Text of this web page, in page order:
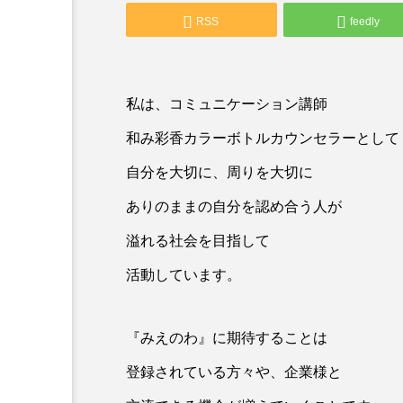
RSS feedly
私は、コミュニケーション講師
和み彩香カラーボトルカウンセラーとして
自分を大切に、周りを大切に
ありのままの自分を認め合う人が
溢れる社会を目指して
活動しています。
『みえのわ』に期待することは
登録されている方々や、企業様と